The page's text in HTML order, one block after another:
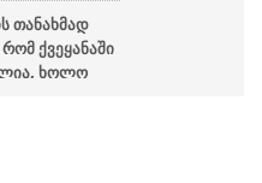
თანახმად
ქვეყანაში
ხოლო
და